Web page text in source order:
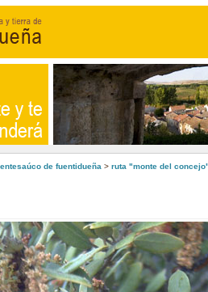
de fuentidueña > ruta "monte del